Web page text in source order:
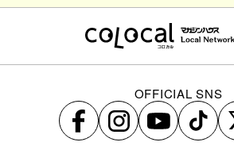
OFFICIAL SNS